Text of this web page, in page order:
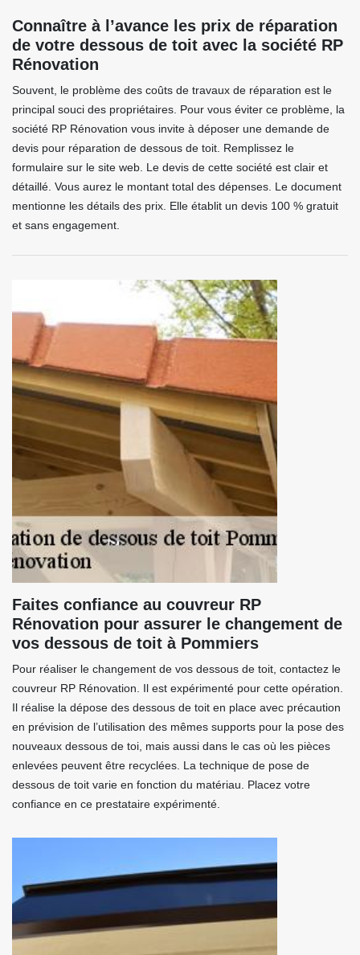
Connaître à l’avance les prix de réparation
de votre dessous de toit avec la société RP
Rénovation
Souvent, le problème des coûts de travaux de réparation est le
principal souci des propriétaires. Pour vous éviter ce problème, la
société RP Rénovation vous invite à déposer une demande de
devis pour réparation de dessous de toit. Remplissez le
formulaire sur le site web. Le devis de cette société est clair et
détaillé. Vous aurez le montant total des dépenses. Le document
mentionne les détails des prix. Elle établit un devis 100 % gratuit
et sans engagement.
Faites confiance au couvreur RP
Rénovation pour assurer le changement de
vos dessous de toit à Pommiers
Pour réaliser le changement de vos dessous de toit, contactez le
couvreur RP Rénovation. Il est expérimenté pour cette opération.
Il réalise la dépose des dessous de toit en place avec précaution
en prévision de l’utilisation des mêmes supports pour la pose des
nouveaux dessous de toi, mais aussi dans le cas où les pièces
enlevées peuvent être recyclées. La technique de pose de
dessous de toit varie en fonction du matériau. Placez votre
confiance en ce prestataire expérimenté.